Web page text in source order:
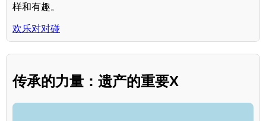
样和有趣。
欢乐对对碰
传承的力量：遗产的重要X